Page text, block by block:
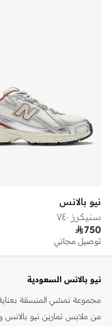
نيو بالانس
سنيكرز ٧٤٠
750
توصيل مجاني
نيو بالانس السعودية
مجموعة نمشي المنسقة
من ملابس تمارين نيو